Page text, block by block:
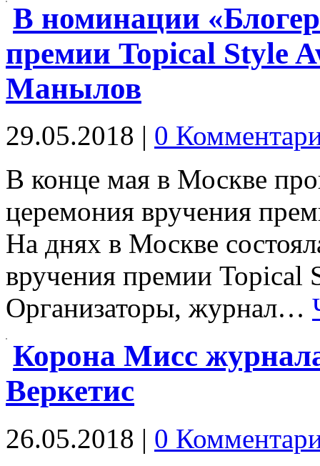
В номинации «Блогер
премии Topical Style
Манылов
29.05.2018 | 0
В конце мая в Москве
церемония вручения
На днях в Москве
вручения премии Topical
Организаторы, журнал…
Корона Мисс
Веркетис
26.05.2018 | 0